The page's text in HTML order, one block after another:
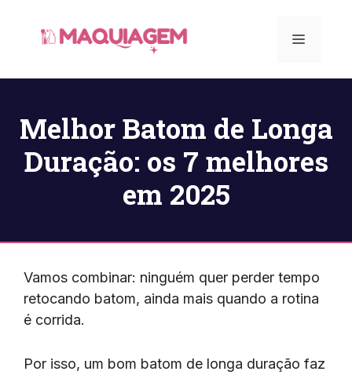
Menu
Melhor Batom de Longa
Duração: os 7 melhores
em 2025
Vamos combinar: ninguém quer perder tempo
retocando batom, ainda mais quando a rotina
é corrida.
Por isso, um bom batom de longa duração faz